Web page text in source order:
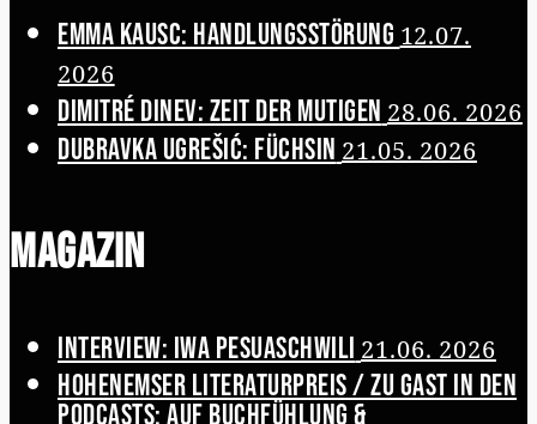
Emma Kausc: Handlungsstörung 12.07.
2026
Dimitré Dinev: Zeit der Mutigen 28.06. 2026
Dubravka Ugrešić: Füchsin 21.05. 2026
Magazin
Interview: Iwa Pesuaschwili 21.06. 2026
Hohenemser Literaturpreis / Zu Gast in den
Podcasts: Auf Buchfühlung &